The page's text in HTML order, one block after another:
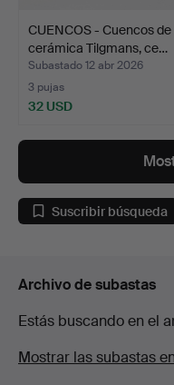
CUENCOS - Cuencos de
cerámica Tilgmans, ce…
Subastado 12 abr 2026
3 pujas
32 USD
Suscribir búsqueda
Archivo de subastas
Estás buscando en el
Mostrar las subastas